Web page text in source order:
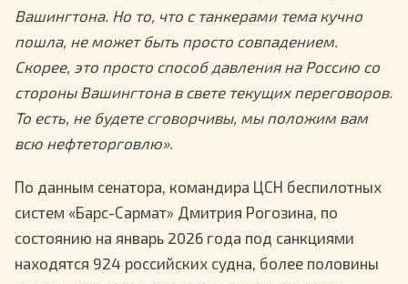
Вашингтона. Но то, что с танкерами тема кучно
пошла, не может быть просто совпадением.
Скорее, это просто способ давления на Россию со
стороны Вашингтона в свете текущих переговоров.
То есть, не будете сговорчивы, мы положим вам
всю нефтеторговлю».
По данным сенатора, командира ЦСН беспилотных
систем «Барс-Сармат» Дмитрия Рогозина, по
состоянию на январь 2026 года под санкциями
находятся 924 российских судна, более половины